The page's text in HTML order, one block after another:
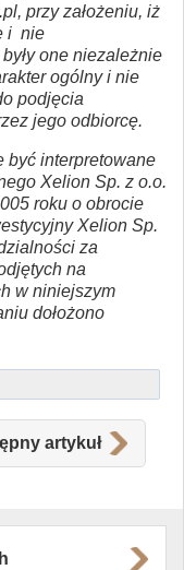
przy założeniu, iż
i nie
one niezależnie
ogólny i nie
podjęcia
jego odbiorcę.
być interpretowane
Xelion Sp. z o.o.
roku o obrocie
Xelion Sp.
za
na
w niniejszym
dołożono
artykuł